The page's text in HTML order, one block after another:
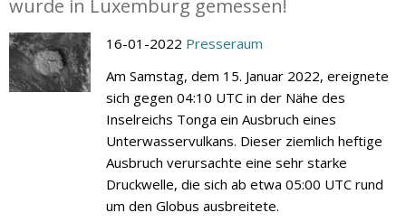
wurde in Luxemburg gemessen!
16-01-2022 Presseraum
Am Samstag, dem 15. Januar 2022, ereignete
sich gegen 04:10 UTC in der Nähe des
Inselreichs Tonga ein Ausbruch eines
Unterwasservulkans. Dieser ziemlich heftige
Ausbruch verursachte eine sehr starke
Druckwelle, die sich ab etwa 05:00 UTC rund
um den Globus ausbreitete.